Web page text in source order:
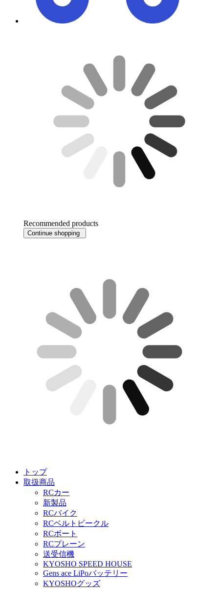
Recommended products
Continue shopping
トップ
取扱商品
RCカー
新製品
RCバイク
RCベルトビークル
RCボート
RCプレーン
送受信機
KYOSHO SPEED HOUSE
Gens ace LiPoバッテリー
KYOSHOグッズ